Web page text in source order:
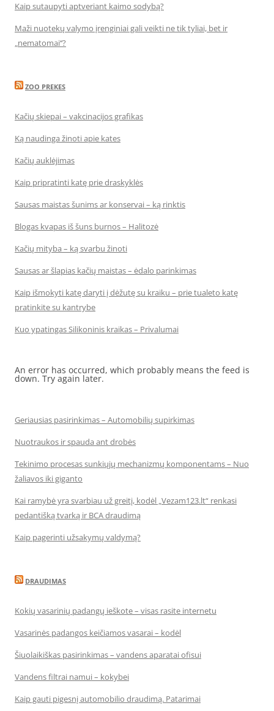
Kaip sutaupyti aptveriant kaimo sodybą?
Maži nuotekų valymo įrenginiai gali veikti ne tik tyliai, bet ir
„nematomai‘‘?
ZOO PREKES
Kačių skiepai – vakcinacijos grafikas
Ką naudinga žinoti apie kates
Kačių auklėjimas
Kaip pripratinti katę prie draskyklės
Sausas maistas šunims ar konservai – ką rinktis
Blogas kvapas iš šuns burnos – Halitozė
Kačių mityba – ką svarbu žinoti
Sausas ar šlapias kačių maistas – ėdalo parinkimas
Kaip išmokyti katę daryti į dėžutę su kraiku – prie tualeto katę
pratinkite su kantrybe
Kuo ypatingas Silikoninis kraikas – Privalumai
An error has occurred, which probably means the feed is
down. Try again later.
Geriausias pasirinkimas – Automobilių supirkimas
Nuotraukos ir spauda ant drobės
Tekinimo procesas sunkiųjų mechanizmų komponentams – Nuo
žaliavos iki giganto
Kai ramybė yra svarbiau už greitį, kodėl „Vezam123.lt“ renkasi
pedantišką tvarką ir BCA draudimą
Kaip pagerinti užsakymų valdymą?
DRAUDIMAS
Kokių vasarinių padangų ieškote – visas rasite internetu
Vasarinės padangos keičiamos vasarai – kodėl
Šiuolaikiškas pasirinkimas – vandens aparatai ofisui
Vandens filtrai namui – kokybei
Kaip gauti pigesnį automobilio draudimą. Patarimai